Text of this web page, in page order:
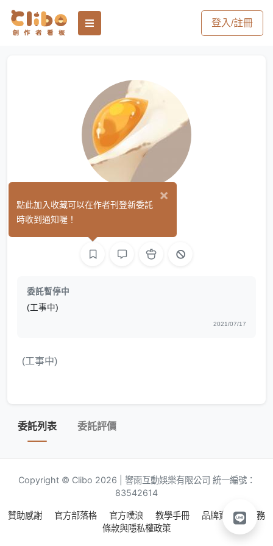
登入/註冊
培蛋 (0)
委託暫停中
(工事中)
2021/07/17
(工事中)
委託列表 委託評價
Copyright © Clibo 2026 | 響雨互動娛樂有限公司 統一編號：
83542614
贊助感謝 官方部落格 官方噗浪 教學手冊 品牌資源
服務
條款與隱私權政策
×
點此加入收藏可以在作者刊登新委託
時收到通知喔！